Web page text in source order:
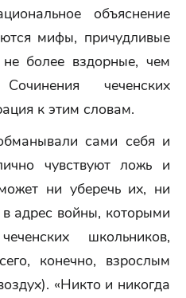
объяснение
мифы, причудливые
более вздорные, чем
чеченских
к этим словам.
сами себя и
чувствуют ложь и
ни уберечь их, ни
адрес войны, которыми
школьников,
конечно, взрослым
«Никто и никогда